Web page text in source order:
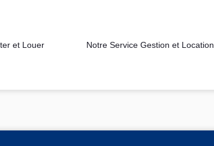
et Louer Notre Service Gestion et Location